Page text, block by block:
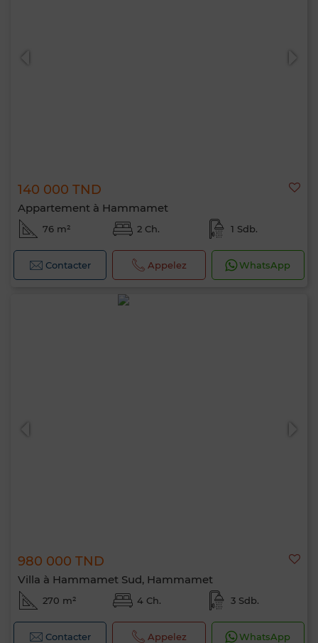
140 000 TND
Appartement à Hammamet
76 m² 2 Ch. 1 Sdb.
Contacter Appelez WhatsApp
980 000 TND
Villa à Hammamet Sud, Hammamet
270 m² 4 Ch. 3 Sdb.
Contacter Appelez WhatsApp